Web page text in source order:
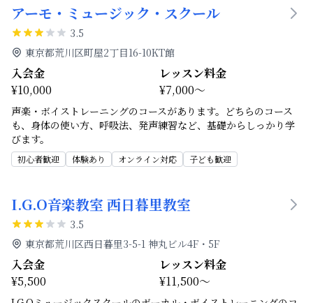
アーモ・ミュージック・スクール
3.5
東京都荒川区町屋2丁目16-10KT館
入会金
¥10,000
レッスン料金
¥7,000～
声楽・ボイストレーニングのコースがあります。どちらのコース
も、身体の使い方、呼吸法、発声練習など、基礎からしっかり学
びます。
初心者歓迎 体験あり オンライン対応 子ども歓迎
I.G.O音楽教室 西日暮里教室
3.5
東京都荒川区西日暮里3-5-1 神丸ビル4F・5F
入会金
¥5,500
レッスン料金
¥11,500～